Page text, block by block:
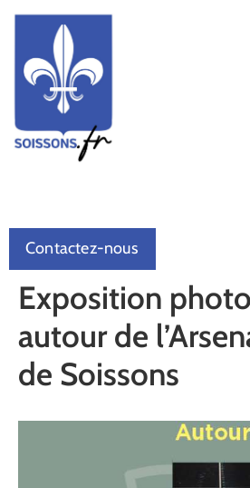
Contactez-nous
Exposition
autour de
de Soissons